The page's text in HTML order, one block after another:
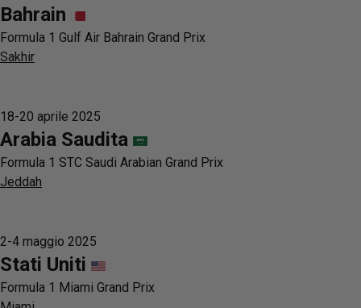
Bahrain
Formula 1 Gulf Air Bahrain Grand Prix
Sakhir
18-20 aprile 2025
Arabia Saudita
Formula 1 STC Saudi Arabian Grand Prix
Jeddah
2-4 maggio 2025
Stati Uniti
Formula 1 Miami Grand Prix